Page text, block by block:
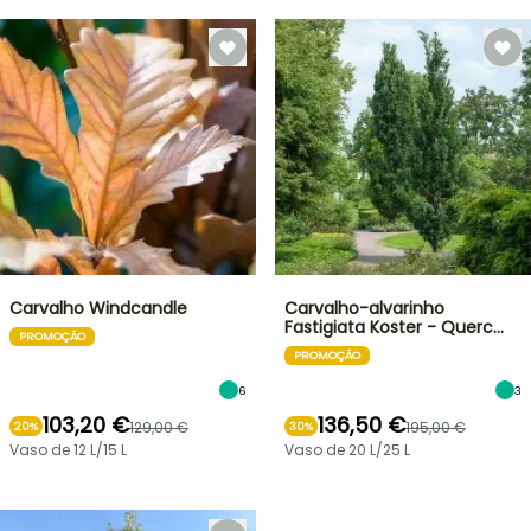
Carvalho Windcandle
PROMOÇÃO
6
20% 103,20 €129,00 €
Vaso de 12 L/15 L
Carvalho-alvarinho
Fastigiata Koster - Querc…
PROMOÇÃO
3
30% 136,50 €195,00 €
Vaso de 20 L/25 L